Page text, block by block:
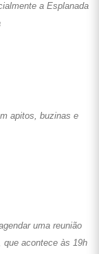
a Esplanada
apitos, buzinas e
uma reunião
que acontece às 19h